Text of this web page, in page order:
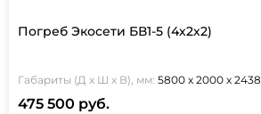
Погреб Экосети БВ1-5 (4х2х2)
Габариты (Д х Ш х В), мм: 5800 х 2000 х 2438
475 500 руб.